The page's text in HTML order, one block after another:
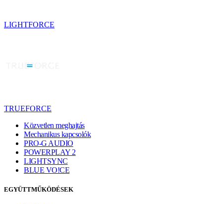
LIGHTFORCE
TRUEFORCE
Közvetlen meghajtás
Mechanikus kapcsolók
PRO-G AUDIO
POWERPLAY 2
LIGHTSYNC
BLUE VO!CE
EGYÜTTMŰKÖDÉSEK